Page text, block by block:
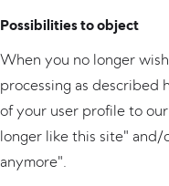
Possibilities to object
When you no longer
processing as described
of your user profile to
longer like this site"
anymore".